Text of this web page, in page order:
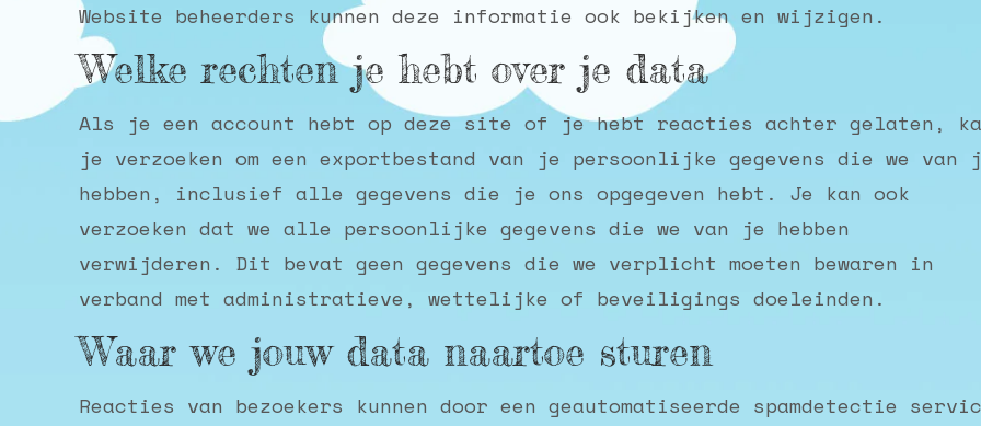
Website beheerders kunnen deze informatie ook bekijken en wijzigen.
Welke rechten je hebt over je data
Als je een account hebt op deze site of je hebt reacties achter gelaten,
je verzoeken om een exportbestand van je persoonlijke gegevens die we van
hebben, inclusief alle gegevens die je ons opgegeven hebt. Je kan ook
verzoeken dat we alle persoonlijke gegevens die we van je hebben
verwijderen. Dit bevat geen gegevens die we verplicht moeten bewaren in
verband met administratieve, wettelijke of beveiligings doeleinden.
Waar we jouw data naartoe sturen
Reacties van bezoekers kunnen door een geautomatiseerde spamdetectie